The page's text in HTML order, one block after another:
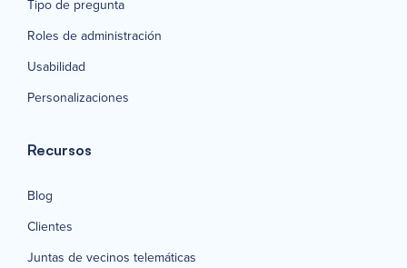
Tipo de pregunta
Roles de administración
Usabilidad
Personalizaciones
Recursos
Blog
Clientes
Juntas de vecinos telemáticas